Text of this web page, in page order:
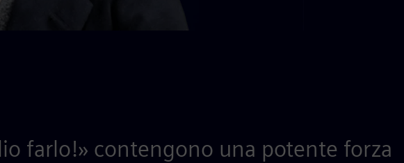
farlo!» contengono una potente forza